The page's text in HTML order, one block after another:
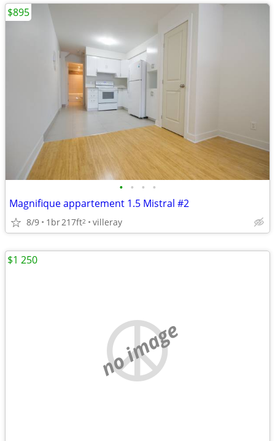
• • • •
Magnifique appartement 1.5 Mistral #2
8/9 1br217ft2 villeray
$895
no image
$1 250